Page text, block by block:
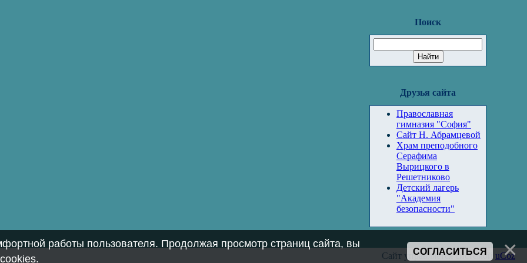
Поиск
Друзья сайта
Православная
гимназия "София"
Сайт Н. Абрамцевой
Храм преподобного
Серафима
Вырицкого в
Решетниково
Детский лагерь
"Академия
безопасности"
Сайт управляется системой uCoz
работы пользователя. Продолжая просмотр страниц сайта, вы
.
СОГЛАСИТЬСЯ